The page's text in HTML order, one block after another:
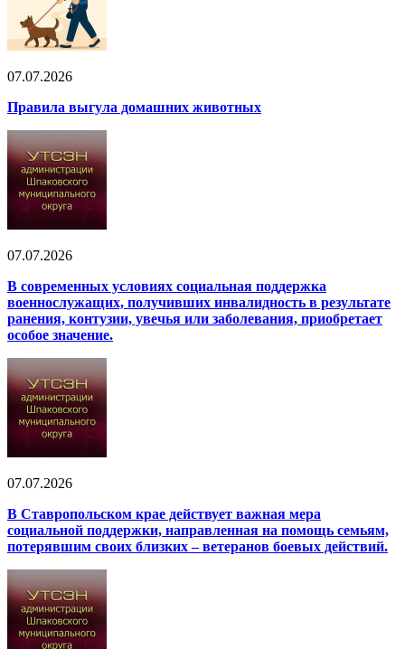
07.07.2026
Правила выгула домашних животных
07.07.2026
В современных условиях социальная поддержка
военнослужащих, получивших инвалидность в результате
ранения, контузии, увечья или заболевания, приобретает
особое значение.
07.07.2026
В Ставропольском крае действует важная мера
социальной поддержки, направленная на помощь семьям,
потерявшим своих близких – ветеранов боевых действий.